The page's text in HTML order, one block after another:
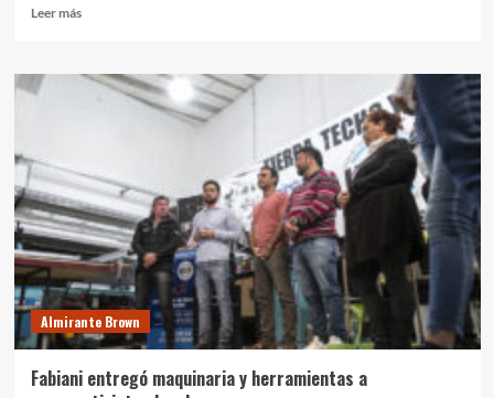
Leer másLeer
Alberto
para
que
esa
derecha
maldita
nunca
más
vuelva
a
Argentina”
Almirante Brown
Fabiani entregó maquinaria y herramientas a